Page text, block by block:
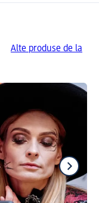
Alte produse de la